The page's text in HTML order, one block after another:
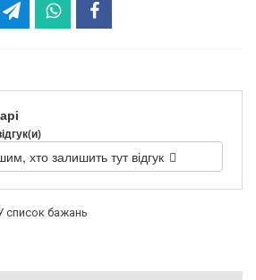
хто залишить тут відгук
список бажань